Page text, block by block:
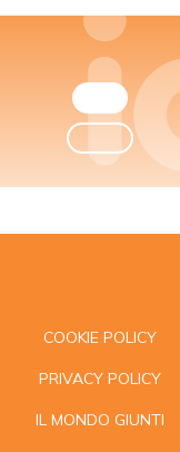
COOKIE POLICY
PRIVACY POLICY
IL MONDO GIUNTI